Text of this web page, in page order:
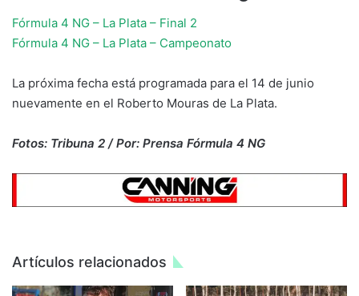
Fórmula 4 NG – La Plata – Final 2
Fórmula 4 NG – La Plata – Campeonato
La próxima fecha está programada para el 14 de junio
nuevamente en el Roberto Mouras de La Plata.
Fotos: Tribuna 2 / Por: Prensa Fórmula 4 NG
Artículos relacionados